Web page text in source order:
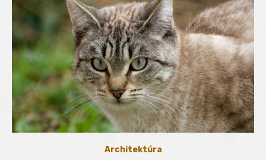
Architektúra